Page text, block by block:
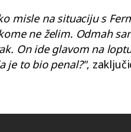
misle na situaciju s
ne želim. Odmah
On ide glavom na
je to bio penal?",